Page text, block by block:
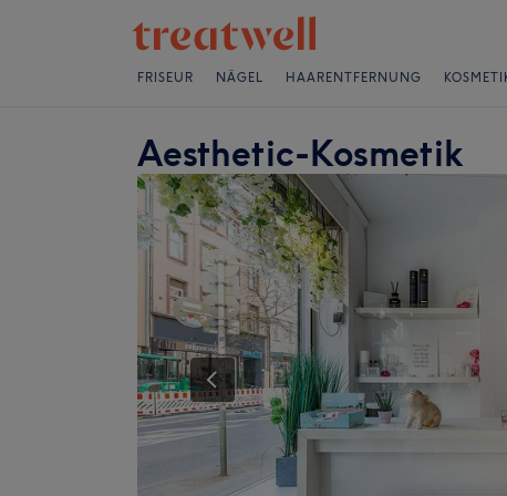
FRISEUR NÄGEL HAARENTFERNUNG
Aesthetic-Kosmetik